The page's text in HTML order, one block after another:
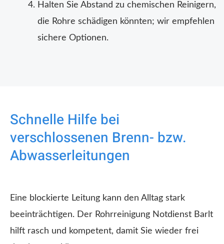
Halten Sie Abstand zu chemischen Reinigern,
die Rohre schädigen könnten; wir empfehlen
sichere Optionen.
Schnelle Hilfe bei
verschlossenen Brenn- bzw.
Abwasserleitungen
Eine blockierte Leitung kann den Alltag stark
beeinträchtigen. Der Rohrreinigung Notdienst Barlt
hilft rasch und kompetent, damit Sie wieder frei